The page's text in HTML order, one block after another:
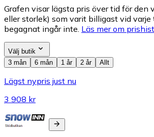
Grafen visar lägsta pris över tid för den
eller storlek) som varit billigast vid
begagnat ingår inte. Läs mer om
Välj butik
3 mån
6 mån 1 år 2 år Allt
Lägst nypris just nu
3 908 kr